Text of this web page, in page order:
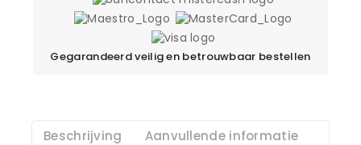
Gegarandeerd veilig en betrouwbaar bestellen
Beschrijving Aanvullende informatie